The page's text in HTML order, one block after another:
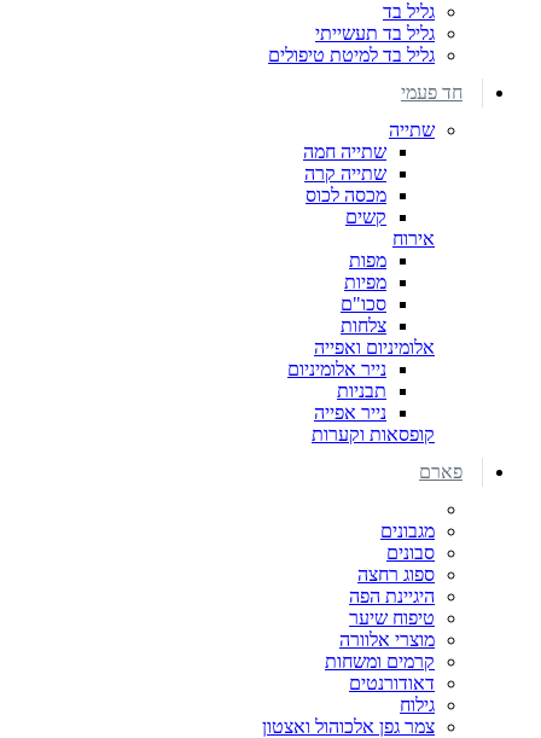
גליל בד
גליל בד תעשייתי
גליל בד למיטת טיפולים
חד פעמי
שתייה
שתייה חמה
שתייה קרה
מכסה לכוס
קשים
אירוח
מפות
מפיות
סכו"ם
צלחות
אלומיניום ואפייה
נייר אלומיניום
תבניות
נייר אפייה
קופסאות וקערות
פארם
מגבונים
סבונים
ספוג רחצה
היגיינת הפה
טיפוח שיער
מוצרי אלוורה
קרמים ומשחות
דאודורנטים
גילוח
צמר גפן אלכוהול ואצטון